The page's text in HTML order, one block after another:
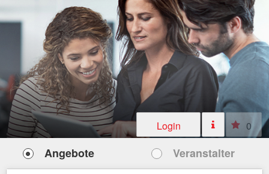
Login 0
Angebote Veranstalter